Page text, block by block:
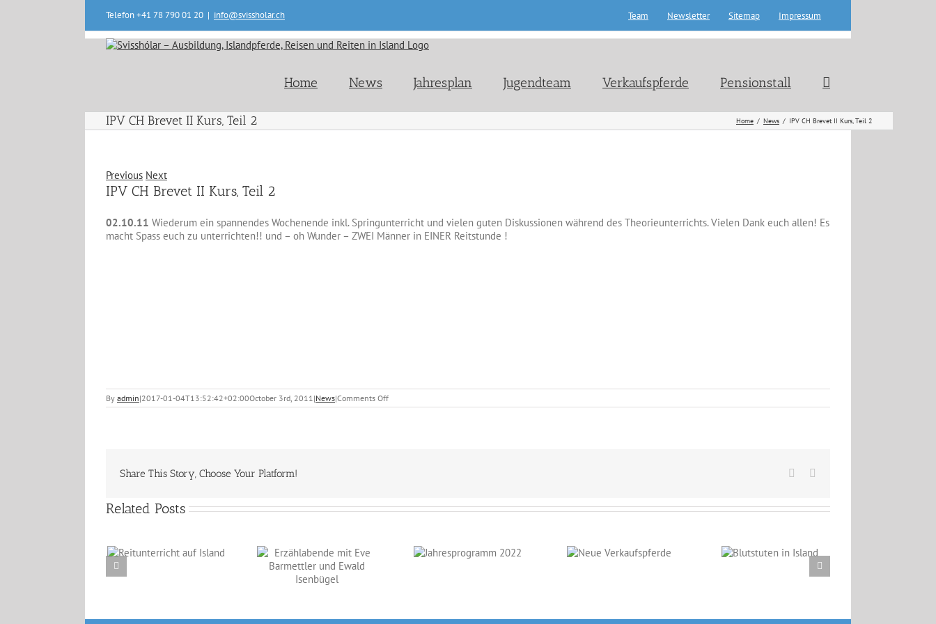
Telefon +41 78 790 01 20 | info@svissholar.ch Team Newsletter Sitemap Impressum
Home News Jahresplan Jugendteam Verkaufspferde Pensionstall
IPV CH Brevet II Kurs, Teil 2 Home News IPV CH Brevet II Kurs, Teil 2
Previous Next
IPV CH Brevet II Kurs, Teil 2
02.10.11 Wiederum ein spannendes Wochenende inkl. Springunterricht und vielen guten Diskussionen während des Theorieunterrichts. Vielen Dank euch allen! Es
macht Spass euch zu unterrichten!! und – oh Wunder – ZWEI Männer in EINER Reitstunde !
By admin|2017-01-04T13:52:42+02:00October 3rd, 2011|News|Comments Offon
IPV
Share This Story, Choose Your Platform! Facebook
Related Posts
Jahresprogramm
2022
Neue
Blutstuten in